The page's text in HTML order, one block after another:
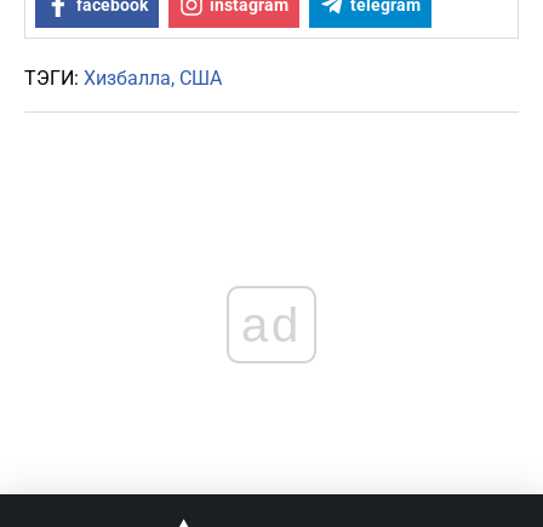
facebook instagram telegram
ТЭГИ: Хизбалла США
ad